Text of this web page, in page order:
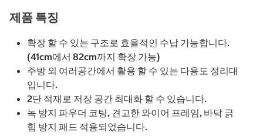
제품 특징
확장 할 수 있는 구조로 효율적인 수납 가능합니다.
(41cm에서 82cm까지 확장 가능)
주방 외 여러공간에서 활용 할 수 있는 다용도 정리대
입니다.
2단 적재로 저장 공간 최대화 할 수 있습니다.
녹 방지 파우더 코팅, 견고한 와이어 프레임, 바닥 긁
힘 방지 패드 적용되었습니다.